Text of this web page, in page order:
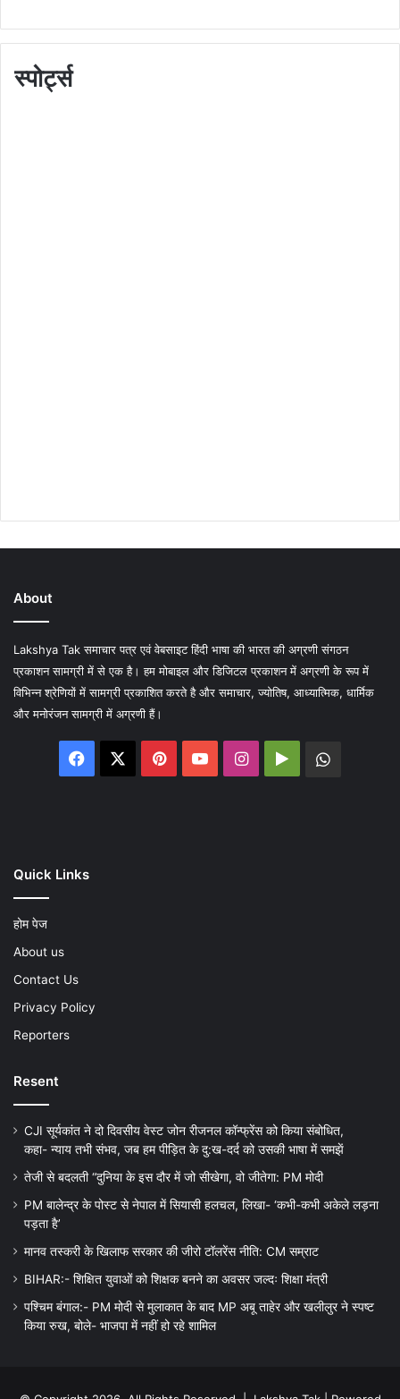
स्पोर्ट्स
About
Lakshya Tak समाचार पत्र एवं वेबसाइट हिंदी भाषा की भारत की अग्रणी संगठन
प्रकाशन सामग्री में से एक है। हम मोबाइल और डिजिटल प्रकाशन में अग्रणी के रूप में
विभिन्न श्रेणियों में सामग्री प्रकाशित करते है और समाचार, ज्योतिष, आध्यात्मिक, धार्मिक
और मनोरंजन सामग्री में अग्रणी हैं।
Facebook PinterestYouTubeInstagram
Google
Quick Links
होम पेज
About us
Contact Us
Privacy Policy
Reporters
Resent
CJI सूर्यकांत ने दो दिवसीय वेस्ट जोन रीजनल कॉन्फ्रेंस को किया संबोधित,
कहा- न्याय तभी संभव, जब हम पीड़ित के दु:ख-दर्द को उसकी भाषा में समझें
तेजी से बदलती “दुनिया के इस दौर में जो सीखेगा, वो जीतेगा: PM मोदी
PM बालेन्द्र के पोस्ट से नेपाल में सियासी हलचल, लिखा- ‘कभी-कभी अकेले लड़ना
पड़ता है’
मानव तस्करी के खिलाफ सरकार की जीरो टॉलरेंस नीति: CM सम्राट
BIHAR:- शिक्षित युवाओं को शिक्षक बनने का अवसर जल्दः शिक्षा मंत्री
पश्चिम बंगाल:- PM मोदी से मुलाकात के बाद MP अबू ताहेर और खलीलुर ने स्पष्ट
किया रुख, बोले- भाजपा में नहीं हो रहे शामिल